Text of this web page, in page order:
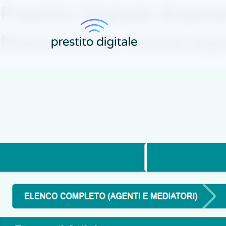
Prestito Digitale
Nuove sfide, nuove